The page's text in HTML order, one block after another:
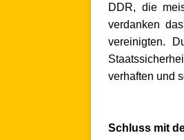
DDR, die
verdanken
vereinigten.
verhaften und
Schluss mit